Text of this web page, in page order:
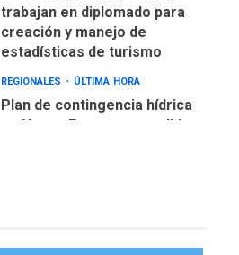
trabajan en diplomado para
creación y manejo de
estadísticas de turismo
REGIONALES ÚLTIMA HORA
Plan de contingencia hídrica
en Nueva Esparta consolida